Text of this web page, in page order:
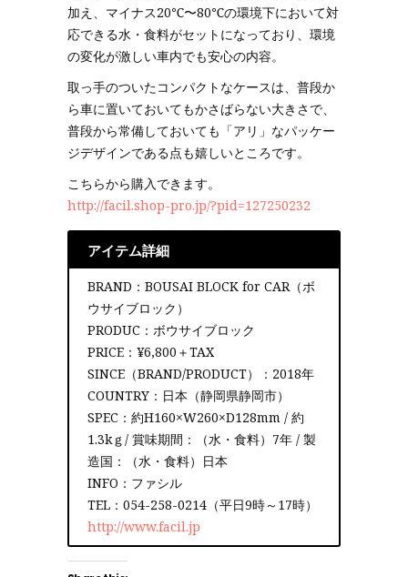
加え、マイナス20℃〜80℃の環境下において対
応できる水・食料がセットになっており、環境
の変化が激しい車内でも安心の内容。
取っ手のついたコンパクトなケースは、普段か
ら車に置いておいてもかさばらない大きさで、
普段から常備しておいても「アリ」なパッケー
ジデザインである点も嬉しいところです。
こちらから購入できます。
http://facil.shop-pro.jp/?pid=127250232
アイテム詳細
BRAND：BOUSAI BLOCK for CAR（ボ
ウサイブロック）
PRODUC：ボウサイブロック
PRICE：¥6,800＋TAX
SINCE（BRAND/PRODUCT）：2018年
COUNTRY：日本（静岡県静岡市）
SPEC：約H160×W260×D128mm / 約
1.3kｇ/ 賞味期間：（水・食料）7年 / 製
造国：（水・食料）日本
INFO：ファシル
TEL：054-258-0214（平日9時～17時）
http://www.facil.jp